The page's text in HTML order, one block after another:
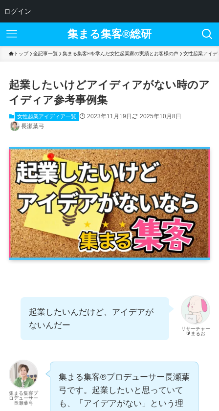
ログイン
集まる集客®︎総研
トップ 全記事一覧 集まる集客®を学んだ女性起業家の実績とお客様の声 女性起業アイデ
起業したいけどアイディアがない時のア
イディア参考事例集
女性起業アイディア一覧 2023年11月19日
2025年10月8日
長瀬葉弓
リサーチャー
🔰まるお
起業したいんだけど、アイデアが
ないんだー
集まる集客プ
ロデューサー
長瀬葉弓
集まる集客®プロデューサー長瀬葉
弓です。起業したいと思っていて
も、「アイデアがない」という理